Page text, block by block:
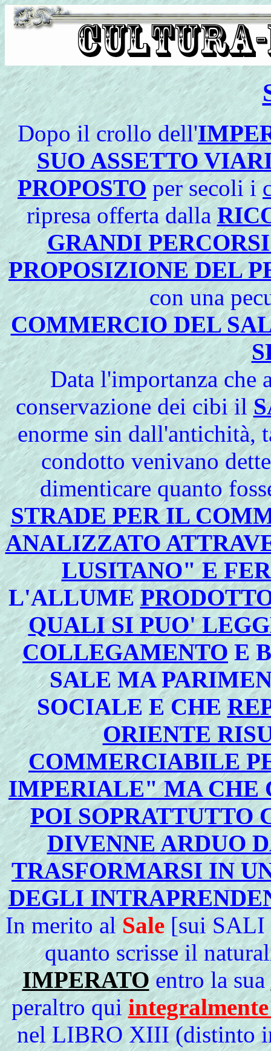
Dopo il crollo dell'
SUO ASSETTO
PROPOSTOper secoli i
ripresa offerta dalla
GRANDI
PROPOSIZIONE DEL
con una
COMMERCIO DEL
Data l'importanza che
conservazione dei cibi il
enorme sin dall'antichità,
condotto venivano
dimenticare quanto
STRADE PER IL
ANALIZZATO
LUSITANO" E
L'ALLUME
QUALI SI PUO'
COLLEGAMENTOE
SALE MA
SOCIALE E CHE
ORIENTE
COMMERCIABILE
IMPERIALE" MA CHE
POI SOPRATTUTTO
DIVENNE ARDUO
TRASFORMARSI IN
DEGLI
In merito alSale[sui SALI
quanto scrisse il
IMPERATOentro la sua
peraltro qui
nel LIBRO XIII (distinto